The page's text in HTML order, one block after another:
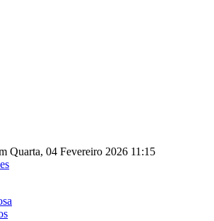
Quarta, 04 Fevereiro 2026 11:15